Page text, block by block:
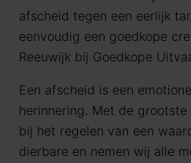
afscheid tegen een eerlijk
eenvoudig een goedkope
Reeuwijk bij Goedkope
Een afscheid is een
herinnering. Met de
bij het regelen van een
dierbare en nemen wij alle